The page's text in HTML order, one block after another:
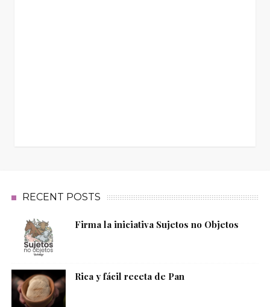
RECENT POSTS
Firma la iniciativa Sujetos no Objetos
Rica y fácil receta de Pan